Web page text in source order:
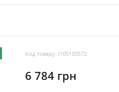
Код товару: l100100572
6 784 грн